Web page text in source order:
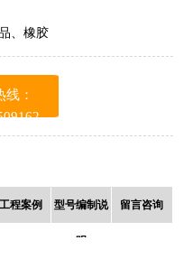
、橡胶
线：
工程案例 型号编制说
明
留言咨询